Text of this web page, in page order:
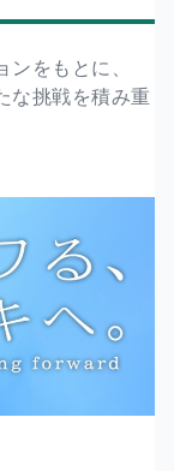
をもとに、
な挑戦を積み重